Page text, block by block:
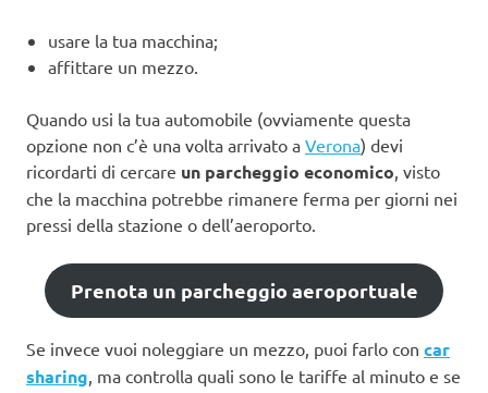
usare la tua macchina;
affittare un mezzo.
Quando usi la tua automobile (ovviamente questa
opzione non c’è una volta arrivato a Verona) devi
ricordarti di cercare un parcheggio economico, visto
che la macchina potrebbe rimanere ferma per giorni nei
pressi della stazione o dell’aeroporto.
Prenota un parcheggio aeroportuale
Se invece vuoi noleggiare un mezzo, puoi farlo con car
sharing , ma controlla quali sono le tariffe al minuto e se